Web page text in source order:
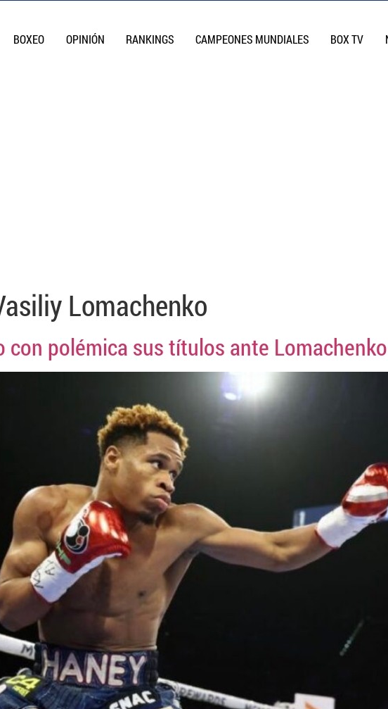
BOXEO OPINIÓN RANKINGS CAMPEONES MUNDIALES BOX TV
Lomachenko
con polémica sus títulos ante Lomachenko